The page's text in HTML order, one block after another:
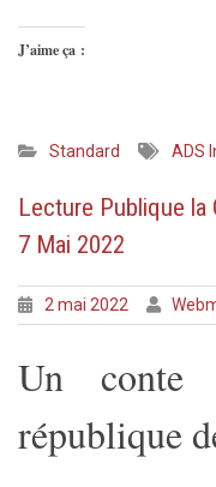
J’aime ça :
Standard ADS
Lecture Publique
7 Mai 2022
2 mai 2022
Un
république